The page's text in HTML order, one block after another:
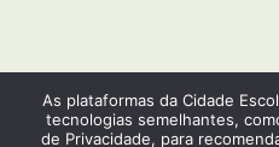
PRODUÇÕES
ACONTECE
As plataformas da Cidade
tecnologias semelhantes,
de Privacidade, para